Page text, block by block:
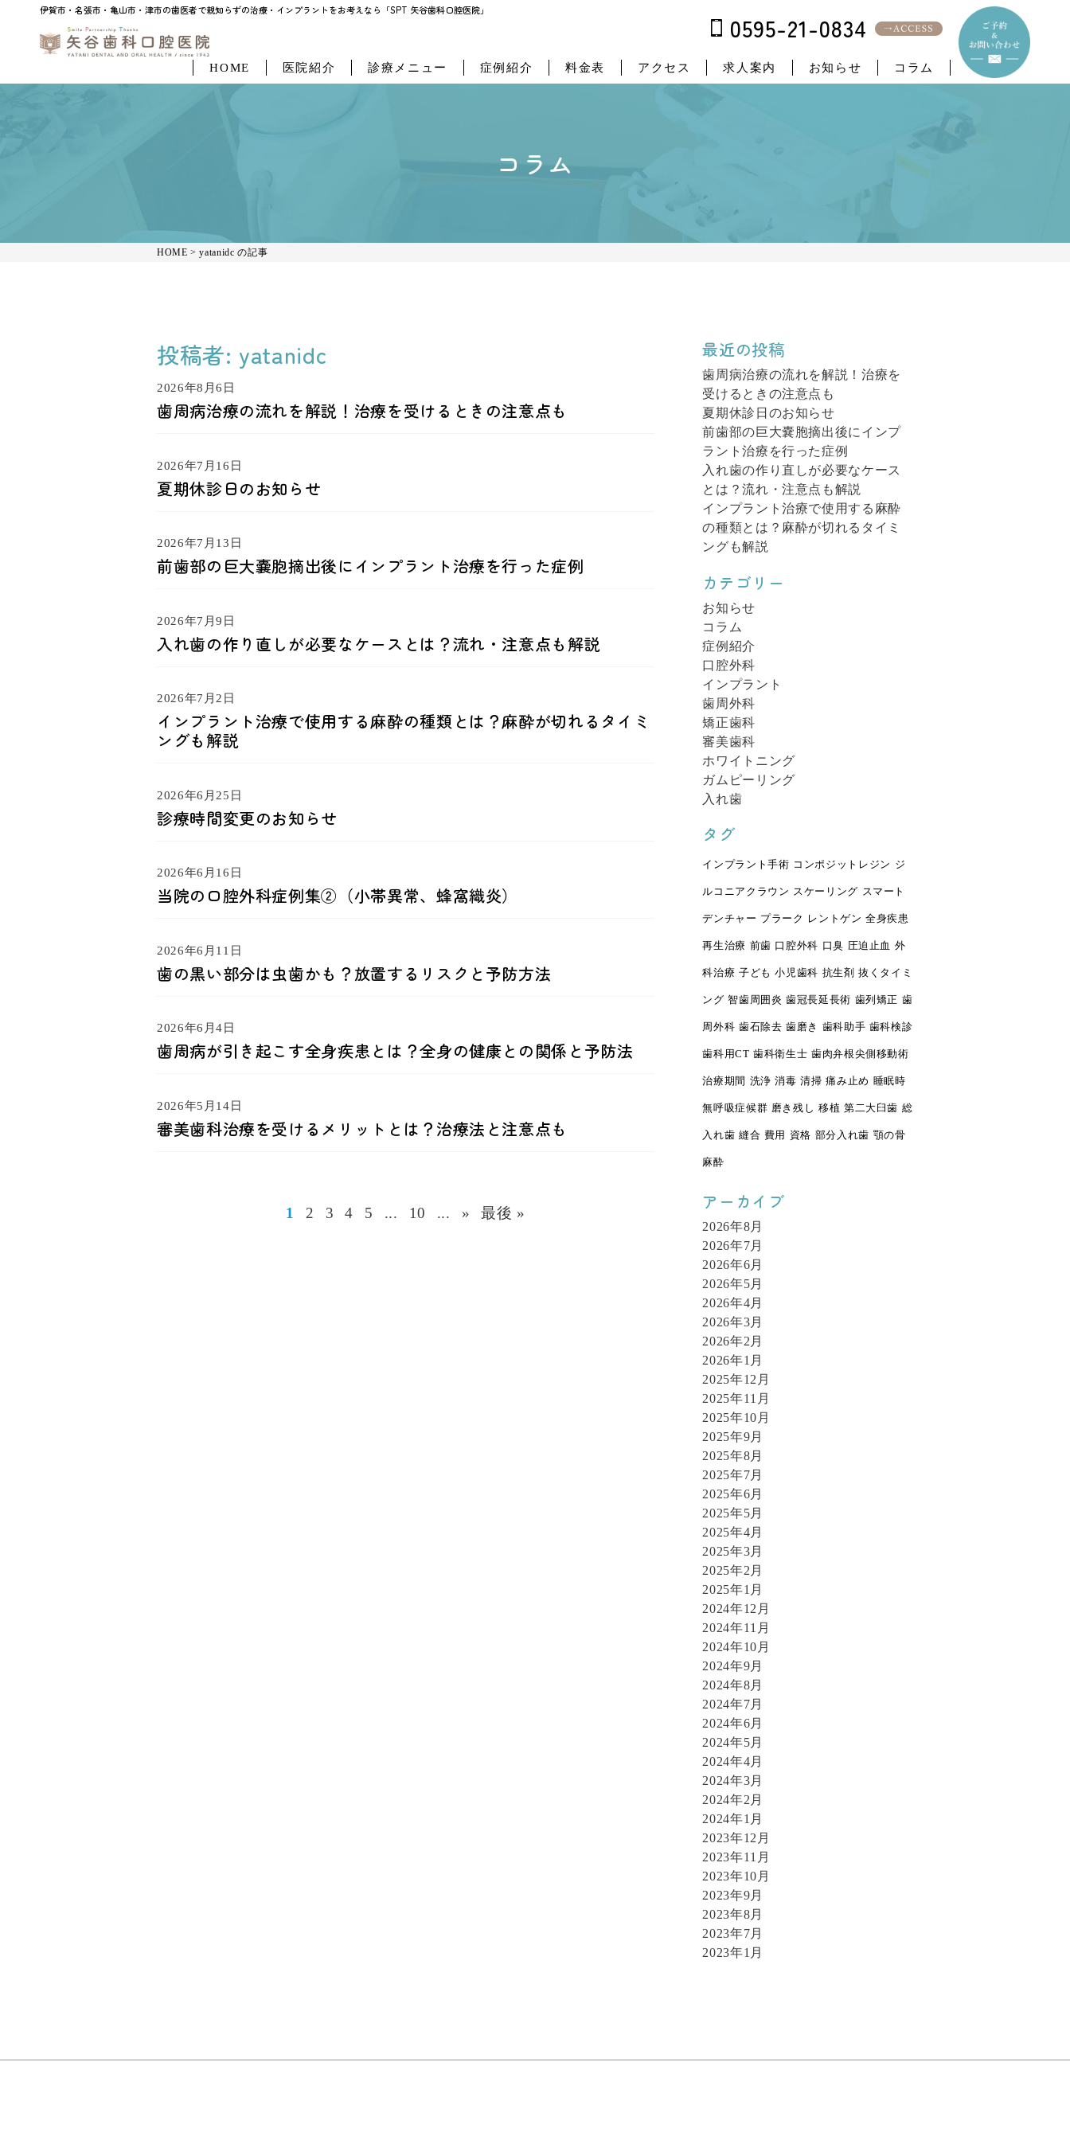
伊賀市・名張市・亀山市・津市の歯医者で親知らずの治療・インプラントをお考えなら「SPT 矢谷歯科口腔医院」
伊賀市・名張市・亀山市・津市の歯医者で親知らずの治療・インプラントをお考えなら「SPT 矢谷歯科口腔医院」
0595-21-0834
HOME 医院紹介 診療メニュー 症例紹介 料金表 アクセス 求人案内 お知らせ コラム
コラム
HOME >yatanidc の記事
投稿者: yatanidc
2026年8月6日
歯周病治療の流れを解説！治療を受けるときの注意点も
2026年7月16日
夏期休診日のお知らせ
2026年7月13日
前歯部の巨大嚢胞摘出後にインプラント治療を行った症例
2026年7月9日
入れ歯の作り直しが必要なケースとは？流れ・注意点も解説
2026年7月2日
インプラント治療で使用する麻酔の種類とは？麻酔が切れるタイミ
ングも解説
2026年6月25日
診療時間変更のお知らせ
2026年6月16日
当院の口腔外科症例集②（小帯異常、蜂窩織炎）
2026年6月11日
歯の黒い部分は虫歯かも？放置するリスクと予防方法
2026年6月4日
歯周病が引き起こす全身疾患とは？全身の健康との関係と予防法
2026年5月14日
審美歯科治療を受けるメリットとは？治療法と注意点も
1 2 3 4 5 ... 10 ... » 最後 »
最近の投稿
歯周病治療の流れを解説！治療を
受けるときの注意点も
夏期休診日のお知らせ
前歯部の巨大嚢胞摘出後にインプ
ラント治療を行った症例
入れ歯の作り直しが必要なケース
とは？流れ・注意点も解説
インプラント治療で使用する麻酔
の種類とは？麻酔が切れるタイミ
ングも解説
カテゴリー
お知らせ
コラム
症例紹介
口腔外科
インプラント
歯周外科
矯正歯科
審美歯科
ホワイトニング
ガムピーリング
入れ歯
タグ
インプラント手術 コンポジットレジン ジ
ルコニアクラウン スケーリング スマート
デンチャー プラーク レントゲン 全身疾患
再生治療 前歯 口腔外科 口臭 圧迫止血 外
科治療 子ども 小児歯科 抗生剤 抜くタイミ
ング 智歯周囲炎 歯冠長延長術 歯列矯正 歯
周外科 歯石除去 歯磨き 歯科助手 歯科検診
歯科用CT 歯科衛生士 歯肉弁根尖側移動術
治療期間 洗浄 消毒 清掃 痛み止め 睡眠時
無呼吸症候群 磨き残し 移植 第二大臼歯 総
入れ歯 縫合 費用 資格 部分入れ歯 顎の骨
麻酔
アーカイブ
2026年8月
2026年7月
2026年6月
2026年5月
2026年4月
2026年3月
2026年2月
2026年1月
2025年12月
2025年11月
2025年10月
2025年9月
2025年8月
2025年7月
2025年6月
2025年5月
2025年4月
2025年3月
2025年2月
2025年1月
2024年12月
2024年11月
2024年10月
2024年9月
2024年8月
2024年7月
2024年6月
2024年5月
2024年4月
2024年3月
2024年2月
2024年1月
2023年12月
2023年11月
2023年10月
2023年9月
2023年8月
2023年7月
2023年1月